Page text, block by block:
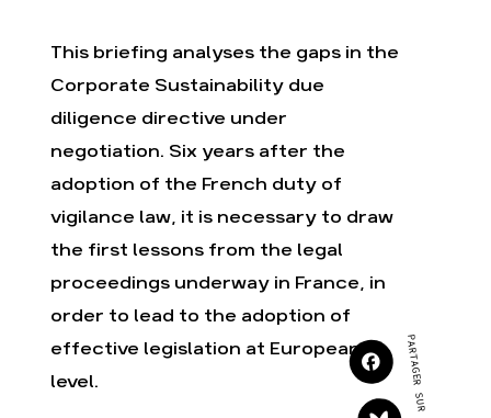
Nos alliés
Je soutiens les Amis de
Agir
Soutenir les campagnes
partie de son
patrimoine
Télécharger
Nos thématiques
Agriculture
Forêts
This briefing analyses the gaps in the
Corporate Sustainability due
diligence directive under
negotiation. Six years after the
adoption of the French duty of
vigilance law, it is necessary to draw
the first lessons from the legal
proceedings underway in France, in
order to lead to the adoption of
effective legislation at European
level.
PARTAGER SUR